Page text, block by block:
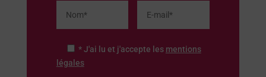
* J'ai lu et j'accepte les mentions
légales